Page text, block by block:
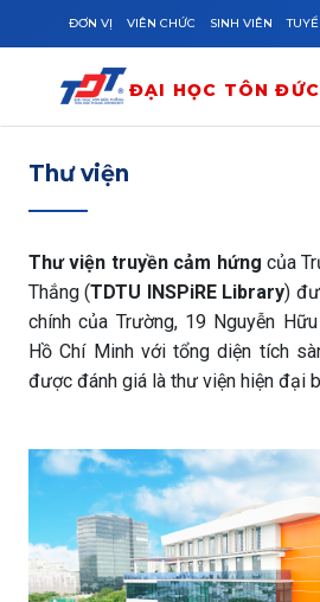
Skip to main content
ĐƠN VỊ VIÊN CHỨC SINH VIÊN
ĐẠI HỌC TÔN
Thư viện
Thư viện truyền cảm hứng của
Thắng (TDTU INSPiRE Library)
chính của Trường, 19 Nguyễn Hữu
Hồ Chí Minh với tổng diện tích
được đánh giá là thư viện hiện đại